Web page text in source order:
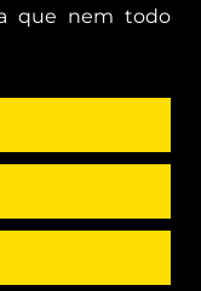
que nem todo